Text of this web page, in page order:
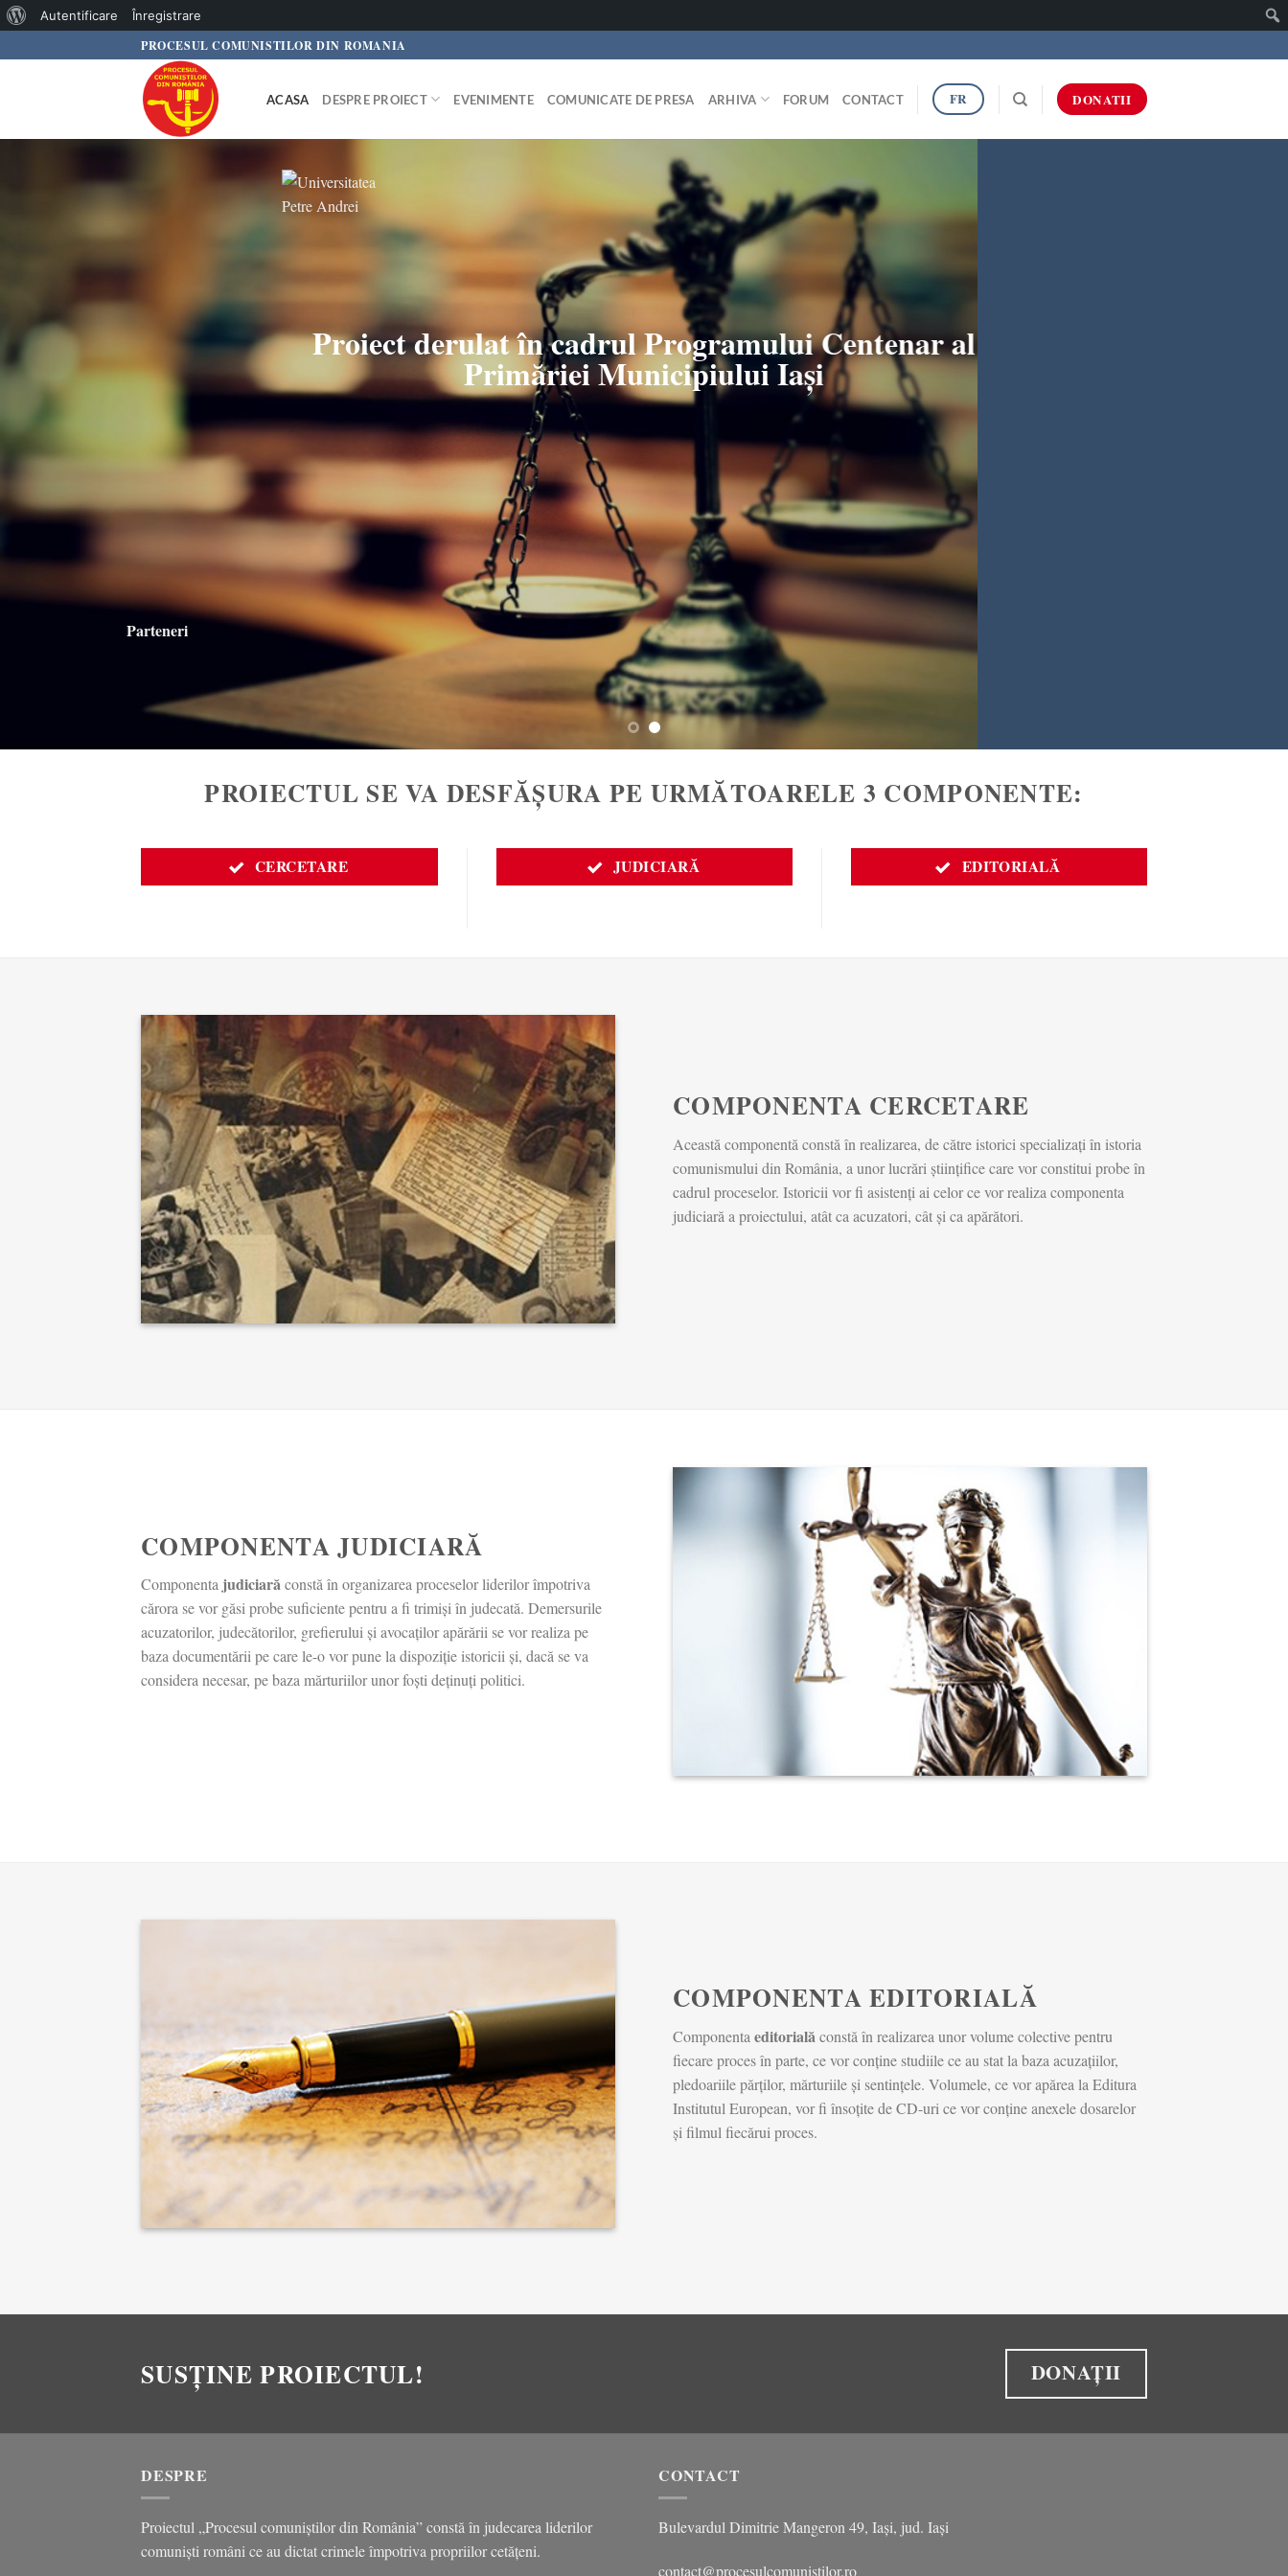
Despre
Autentificare
Înregistrare
to
PROCESUL COMUNISTILOR DIN ROMANIA
ACASA DESPRE PROIECT EVENIMENTE COMUNICATE DE PRESA ARHIVA FORUM CONTACT FR DONATII
Proiect derulat în cadrul Programului Centenar al
Primăriei Municipiului Iași
Parteneri
PROIECTUL SE VA DESFĂȘURA PE URMĂTOARELE 3 COMPONENTE:
CERCETARE JUDICIARĂ EDITORIALĂ
COMPONENTA CERCETARE
Această componentă constă în realizarea, de către istorici specializați în istoria
comunismului din România, a unor lucrări științifice care vor constitui probe în
cadrul proceselor. Istoricii vor fi asistenți ai celor ce vor realiza componenta
judiciară a proiectului, atât ca acuzatori, cât și ca apărători.
COMPONENTA JUDICIARĂ
Componenta judiciarăconstă în organizarea proceselor liderilor împotriva
cărora se vor găsi probe suficiente pentru a fi trimiși în judecată. Demersurile
acuzatorilor, judecătorilor, grefierului și avocaților apărării se vor realiza pe
baza documentării pe care le-o vor pune la dispoziție istoricii și, dacă se va
considera necesar, pe baza mărturiilor unor foști deținuți politici.
COMPONENTA EDITORIALĂ
Componenta editorialăconstă în realizarea unor volume colective pentru
fiecare proces în parte, ce vor conține studiile ce au stat la baza acuzațiilor,
pledoariile părților, mărturiile și sentințele. Volumele, ce vor apărea la Editura
Institutul European, vor fi însoțite de CD-uri ce vor conține anexele dosarelor
și filmul fiecărui proces.
SUSȚINE PROIECTUL! DONAȚII
DESPRE
Proiectul „Procesul comuniștilor din România” constă în judecarea liderilor
comuniști români ce au dictat crimele împotriva propriilor cetățeni.
CONTACT
Bulevardul Dimitrie Mangeron 49, Iași, jud. Iași
contact@procesulcomunistilor.ro